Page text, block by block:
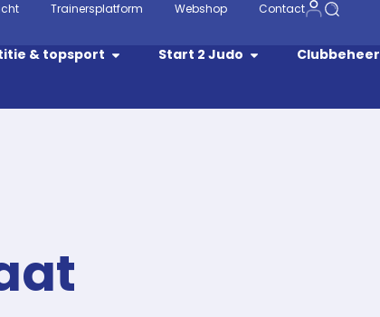
Trainersplatform Webshop Contact
& topsport Start 2 Judo Clubbeheer